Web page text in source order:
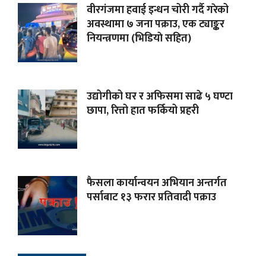
वीरगंजमा हवाई इन्धन चोरी गर्दै गरेको
अवस्थामा ७ जना पक्राउ, एक ट्याङ्कर
नियन्त्रणमा (भिडियाे सहित)
उद्योगीको घर र अफिसमा साढे ५ घण्टा
छापा, रित्तो हात फर्कियो प्रहरी
फैसला कार्यान्वयन अभियान अन्तर्गत
पर्साबाट १३ फरार प्रतिवादी पक्राउ